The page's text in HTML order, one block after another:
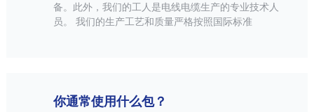
备。此外，我们的工人是电线电缆生产的专业技术人
员。 我们的生产工艺和质量严格按照国际标准
你通常使用什么包？